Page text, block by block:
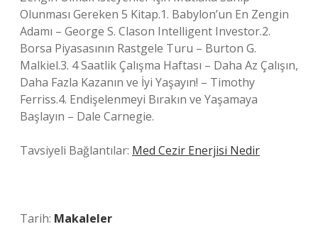
Olunması Gereken 5 Kitap.1. Babylon’un En Zengin
Adamı – George S. Clason Intelligent Investor.2.
Borsa Piyasasının Rastgele Turu – Burton G.
Malkiel.3. 4 Saatlik Çalışma Haftası – Daha Az Çalışın,
Daha Fazla Kazanın ve İyi Yaşayın! – Timothy
Ferriss.4. Endişelenmeyi Bırakın ve Yaşamaya
Başlayın – Dale Carnegie.
Tavsiyeli Bağlantılar: Med Cezir Enerjisi Nedir
Tarih: Makaleler